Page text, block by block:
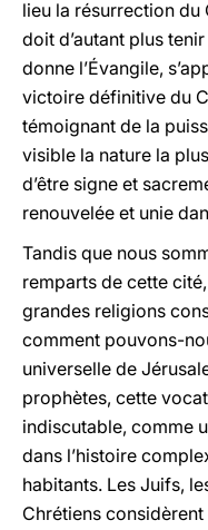
lieu la résurrection du
doit d’autant plus
donne l’Évangile,
victoire définitive du
témoignant de la
visible la nature la
d’être signe et
renouvelée et unie
Tandis que nous
remparts de cette
grandes religions
comment pouvons-
universelle de
prophètes, cette
indiscutable, comme
dans l’histoire
habitants. Les Juifs,
Chrétiens